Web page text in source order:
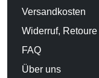
Versandkosten
Widerruf,
FAQ
Über uns